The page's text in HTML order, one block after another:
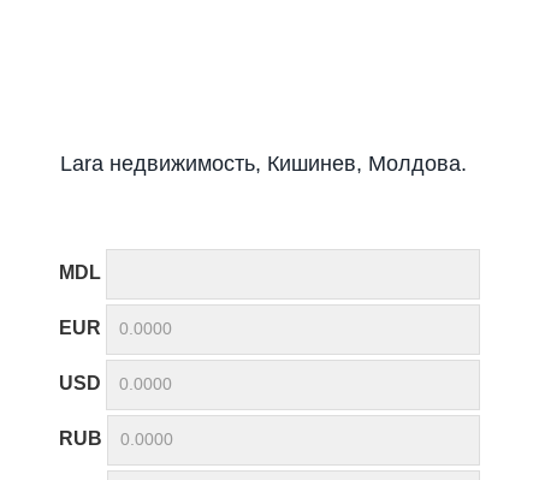
Lara недвижимость, Кишинев, Молдова.
MDL
EUR
USD
RUB